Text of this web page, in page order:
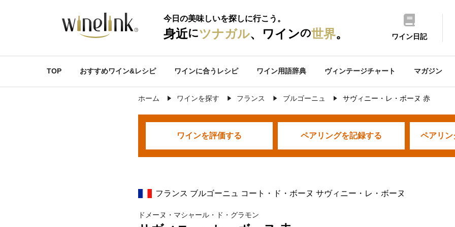
今日の美味しいを探しに行こう。
身近にツナガル、ワインの世界。 ワイン日記
TOP おすすめワイン&レシピ ワインに合うレシピ ワイン用語辞典 ヴィンテージチャート マガジン
ホーム ワインを探す フランス ブルゴーニュ サヴィニー・レ・ボーヌ 赤
ワインを評価する ペアリングを記録する ペアリン
フランス ブルゴーニュ コート・ド・ボーヌ サヴィニー・レ・ボーヌ
ドメーヌ・マシャール・ド・グラモン